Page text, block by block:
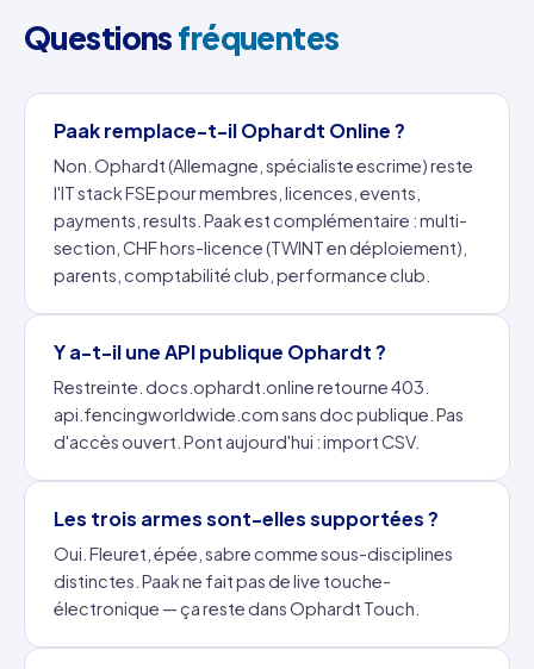
Questionsfréquentes
Paak remplace-t-il Ophardt Online ?
Non. Ophardt (Allemagne, spécialiste escrime) reste
l'IT stack FSE pour membres, licences, events,
payments, results. Paak est complémentaire : multi-
section, CHF hors-licence (TWINT en déploiement),
parents, comptabilité club, performance club.
Y a-t-il une API publique Ophardt ?
Restreinte. docs.ophardt.online retourne 403.
api.fencingworldwide.com sans doc publique. Pas
d'accès ouvert. Pont aujourd'hui : import CSV.
Les trois armes sont-elles supportées ?
Oui. Fleuret, épée, sabre comme sous-disciplines
distinctes. Paak ne fait pas de live touche-
électronique — ça reste dans Ophardt Touch.